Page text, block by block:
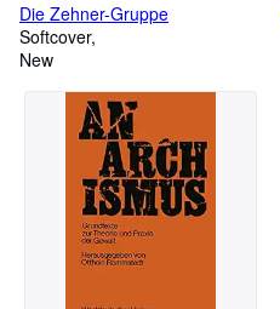
Die Zehner-Gruppe
Softcover
New